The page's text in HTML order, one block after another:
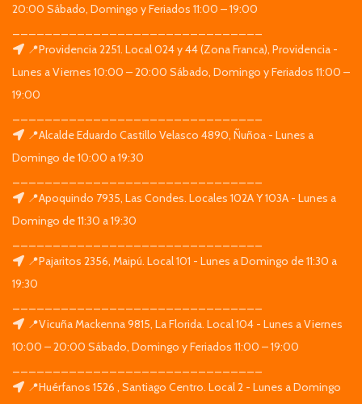
20:00 Sábado, Domingo y Feriados 11:00 – 19:00
📍Providencia 2251. Local 024 y 44 (Zona Franca), Providencia -
Lunes a Viernes 10:00 – 20:00 Sábado, Domingo y Feriados 11:00 –
19:00
📍Alcalde Eduardo Castillo Velasco 4890, Ñuñoa - Lunes a
Domingo de 10:00 a 19:30
📍Apoquindo 7935, Las Condes. Locales 102A Y 103A - Lunes a
Domingo de 11:30 a 19:30
📍Pajaritos 2356, Maipú. Local 101 - Lunes a Domingo de 11:30 a
19:30
📍Vicuña Mackenna 9815, La Florida. Local 104 - Lunes a Viernes
10:00 – 20:00 Sábado, Domingo y Feriados 11:00 – 19:00
📍Huérfanos 1526 , Santiago Centro. Local 2 - Lunes a Domingo